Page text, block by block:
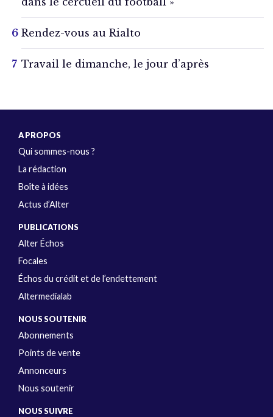
Rendez-vous au Rialto
Travail le dimanche, le jour d’après
A PROPOS
Qui sommes-nous ?
La rédaction
Boîte à idées
Actus d’Alter
PUBLICATIONS
Alter Échos
Focales
Échos du crédit et de l’endettement
Altermedialab
NOUS SOUTENIR
Abonnements
Points de vente
Annonceurs
Nous soutenir
NOUS SUIVRE